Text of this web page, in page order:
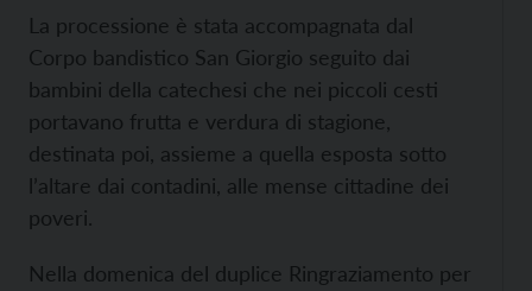
La processione è stata accompagnata dal
Corpo bandistico San Giorgio seguito dai
bambini della catechesi che nei piccoli cesti
portavano frutta e verdura di stagione,
destinata poi, assieme a quella esposta sotto
l’altare dai contadini, alle mense cittadine dei
poveri.
Nella domenica del duplice Ringraziamento per